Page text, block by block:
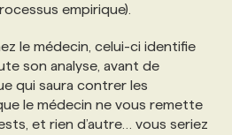
empirique).
le médecin, celui-ci identifie
son analyse, avant de
qui saura contrer les
le médecin ne vous remette
et rien d’autre… vous seriez